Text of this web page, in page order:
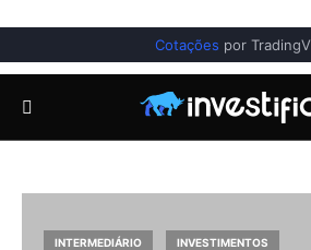
Cotações por
INTERMEDIÁRIO INVESTIMENTOS